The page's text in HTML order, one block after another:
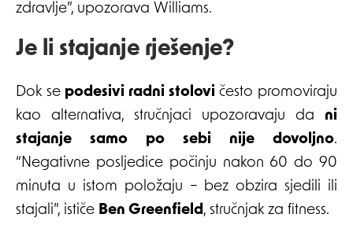
zdravlje”, upozorava Williams.
Je li stajanje rješenje?
Dok se podesivi radni stolovi često promoviraju
kao alternativa, stručnjaci upozoravaju da ni
stajanje samo po sebi nije dovoljno.
“Negativne posljedice počinju nakon 60 do 90
minuta u istom položaju – bez obzira sjedili ili
stajali”, ističe Ben Greenfield , stručnjak za fitness.